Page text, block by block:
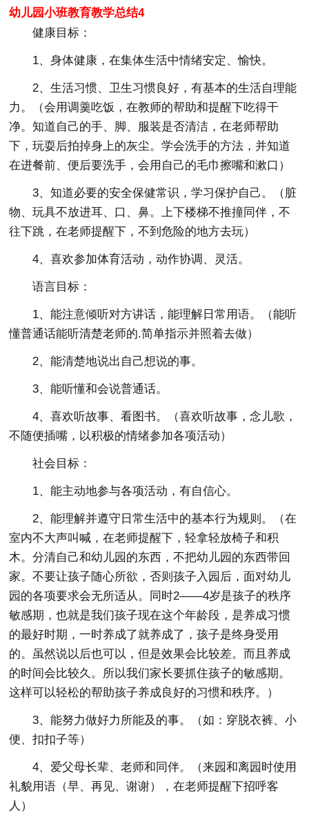
幼儿园小班教育教学总结4
健康目标：
1、身体健康，在集体生活中情绪安定、愉快。
2、生活习惯、卫生习惯良好，有基本的生活自理能
力。（会用调羹吃饭，在教师的帮助和提醒下吃得干
净。知道自己的手、脚、服装是否清洁，在老师帮助
下，玩耍后拍掉身上的灰尘。学会洗手的方法，并知道
在进餐前、便后要洗手，会用自己的毛巾擦嘴和漱口）
3、知道必要的安全保健常识，学习保护自己。（脏
物、玩具不放进耳、口、鼻。上下楼梯不推撞同伴，不
往下跳，在老师提醒下，不到危险的地方去玩）
4、喜欢参加体育活动，动作协调、灵活。
语言目标：
1、能注意倾听对方讲话，能理解日常用语。（能听
懂普通话能听清楚老师的.简单指示并照着去做）
2、能清楚地说出自己想说的事。
3、能听懂和会说普通话。
4、喜欢听故事、看图书。（喜欢听故事，念儿歌，
不随便插嘴，以积极的情绪参加各项活动）
社会目标：
1、能主动地参与各项活动，有自信心。
2、能理解并遵守日常生活中的基本行为规则。（在
室内不大声叫喊，在老师提醒下，轻拿轻放椅子和积
木。分清自己和幼儿园的东西，不把幼儿园的东西带回
家。不要让孩子随心所欲，否则孩子入园后，面对幼儿
园的各项要求会无所适从。同时2——4岁是孩子的秩序
敏感期，也就是我们孩子现在这个年龄段，是养成习惯
的最好时期，一时养成了就养成了，孩子是终身受用
的。虽然说以后也可以，但是效果会比较差。而且养成
的时间会比较久。所以我们家长要抓住孩子的敏感期。
这样可以轻松的帮助孩子养成良好的习惯和秩序。）
3、能努力做好力所能及的事。（如：穿脱衣裤、小
便、扣扣子等）
4、爱父母长辈、老师和同伴。（来园和离园时使用
礼貌用语（早、再见、谢谢），在老师提醒下招呼客
人）